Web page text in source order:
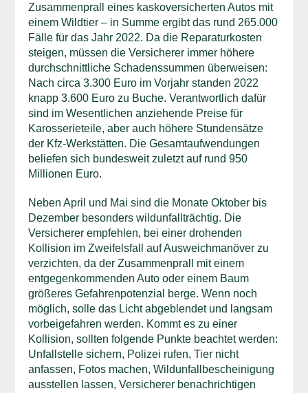
Zusammenprall eines kaskoversicherten Autos mit
einem Wildtier – in Summe ergibt das rund 265.000
Fälle für das Jahr 2022. Da die Reparaturkosten
steigen, müssen die Versicherer immer höhere
durchschnittliche Schadenssummen überweisen:
Nach circa 3.300 Euro im Vorjahr standen 2022
knapp 3.600 Euro zu Buche. Verantwortlich dafür
sind im Wesentlichen anziehende Preise für
Karosserieteile, aber auch höhere Stundensätze
der Kfz-Werkstätten. Die Gesamtaufwendungen
beliefen sich bundesweit zuletzt auf rund 950
Millionen Euro.
Neben April und Mai sind die Monate Oktober bis
Dezember besonders wildunfallträchtig. Die
Versicherer empfehlen, bei einer drohenden
Kollision im Zweifelsfall auf Ausweichmanöver zu
verzichten, da der Zusammenprall mit einem
entgegenkommenden Auto oder einem Baum
größeres Gefahrenpotenzial berge. Wenn noch
möglich, solle das Licht abgeblendet und langsam
vorbeigefahren werden. Kommt es zu einer
Kollision, sollten folgende Punkte beachtet werden:
Unfallstelle sichern, Polizei rufen, Tier nicht
anfassen, Fotos machen, Wildunfallbescheinigung
ausstellen lassen, Versicherer benachrichtigen